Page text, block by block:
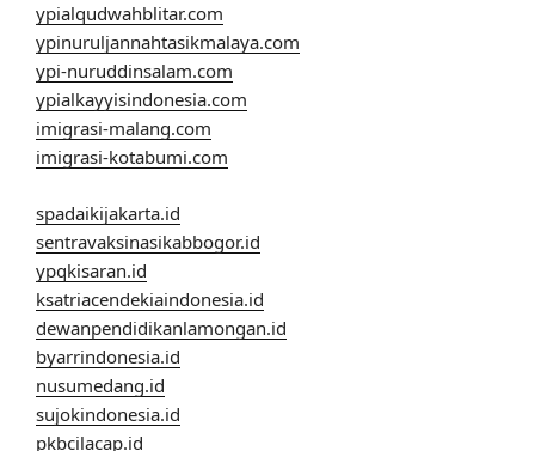
ypialqudwahblitar.com
ypinuruljannahtasikmalaya.com
ypi-nuruddinsalam.com
ypialkayyisindonesia.com
imigrasi-malang.com
imigrasi-kotabumi.com
spadaikijakarta.id
sentravaksinasikabbogor.id
ypqkisaran.id
ksatriacendekiaindonesia.id
dewanpendidikanlamongan.id
byarrindonesia.id
nusumedang.id
sujokindonesia.id
pkbcilacap.id